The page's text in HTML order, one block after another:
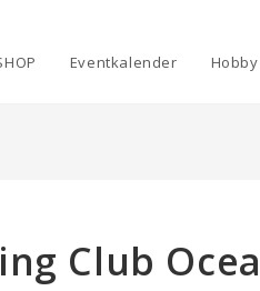
Eventkalender
Club